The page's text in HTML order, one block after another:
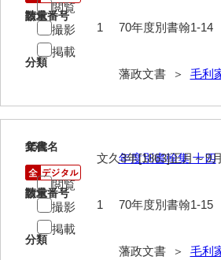
請求番号
70年度別書翰1-14
分類
藩政文書 ＞ 毛利
数量
1
閲覧
撮影
掲載
15
文書名
年度別書翰集 十四
請求番号
70年度別書翰1-15
分類
藩政文書 ＞ 毛利
年代
文久3年[1863]正月～9月
数量
1
閲覧
撮影
掲載